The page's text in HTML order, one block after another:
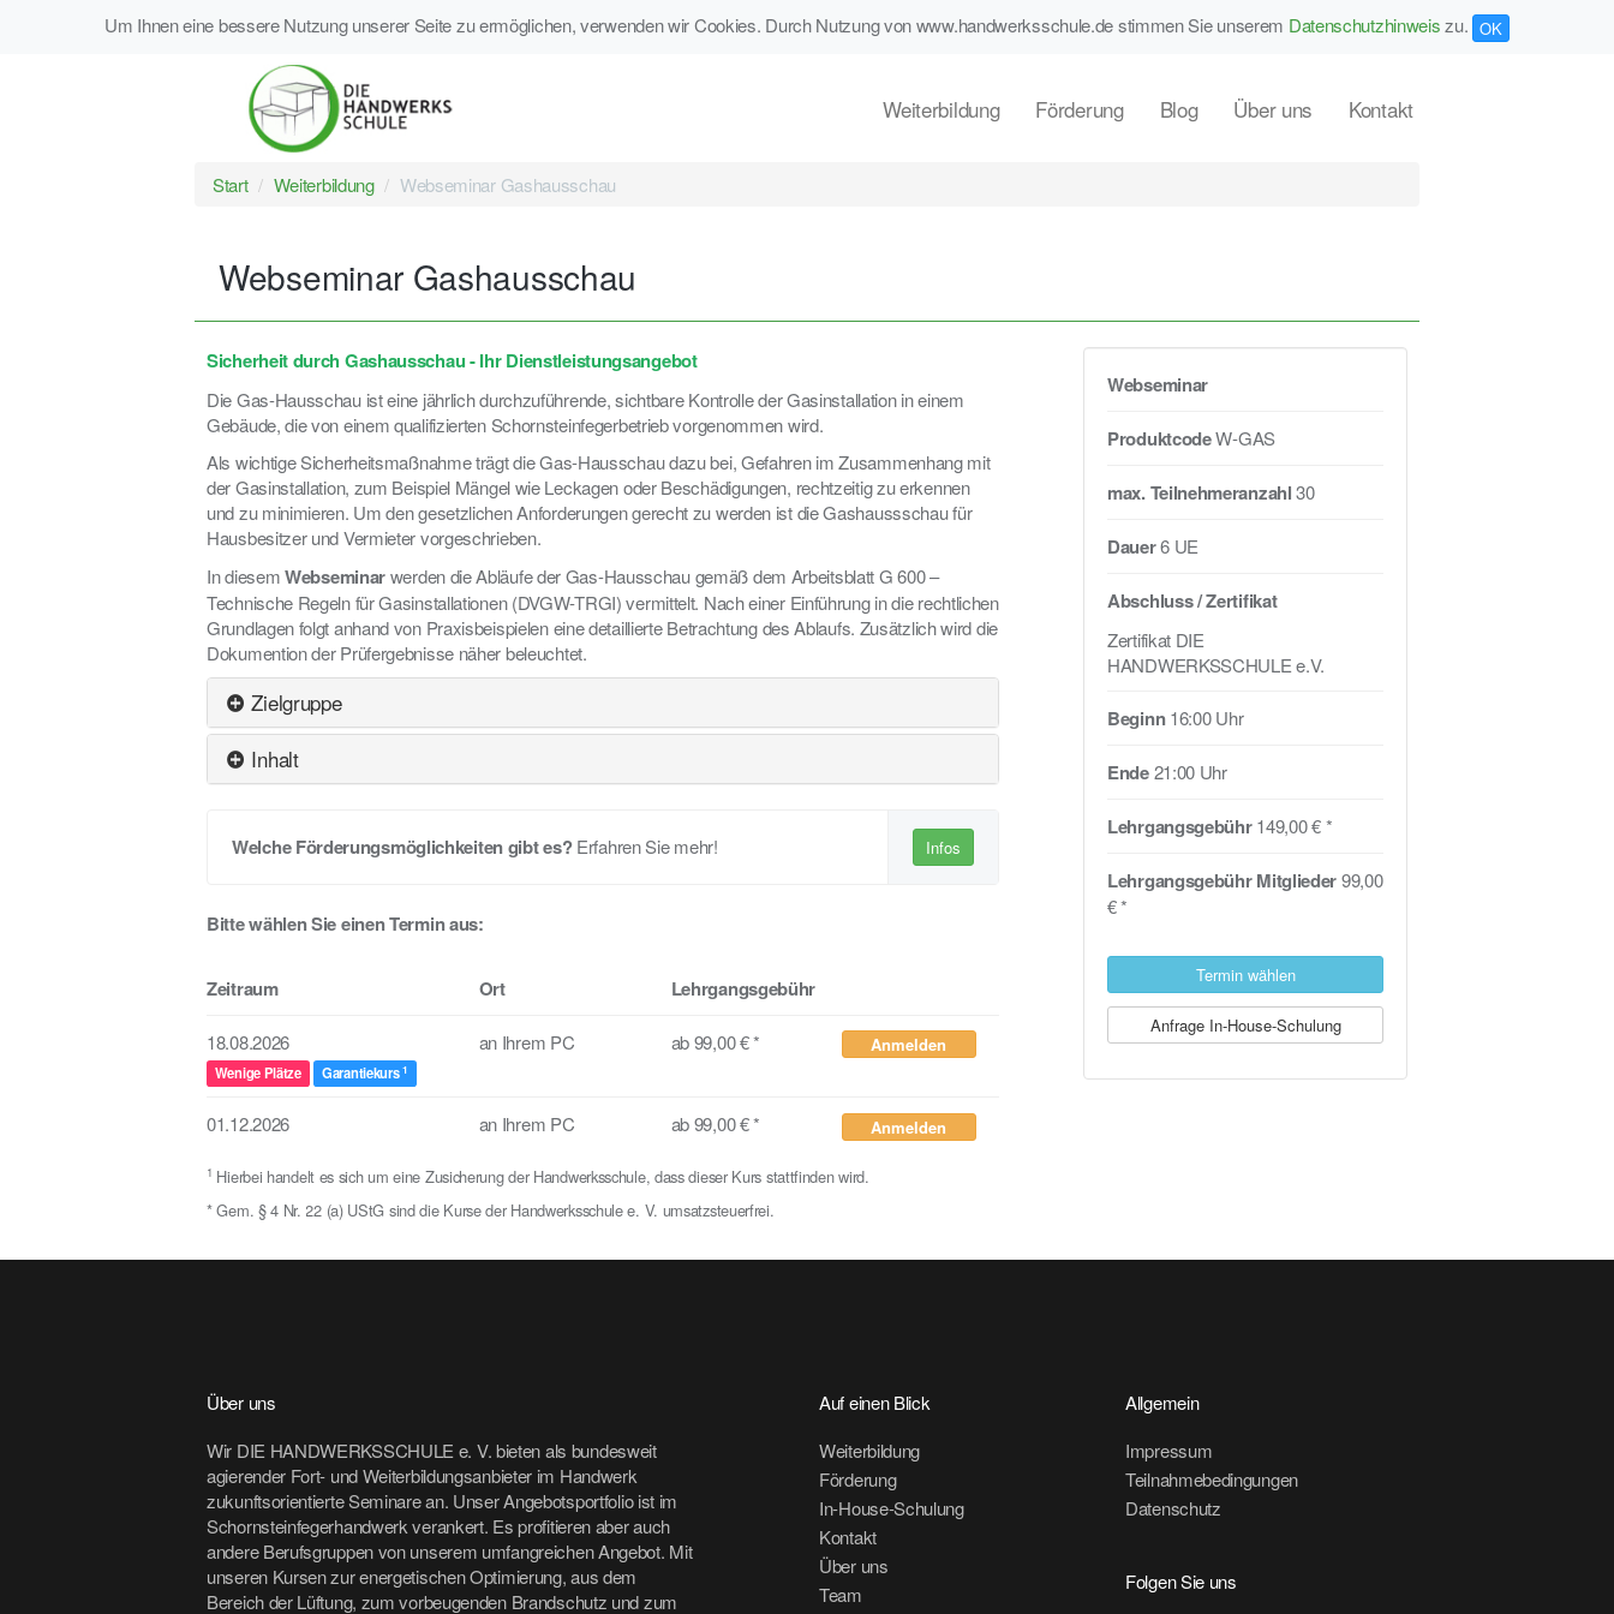
Um Ihnen eine bessere Nutzung unserer Seite zu ermöglichen, verwenden wir Cookies. Durch Nutzung von www.handwerksschule.de stimmen Sie unserem Datenschutzhinweiszu. OK
Weiterbildung Förderung Blog Über uns Kontakt
Start Weiterbildung Webseminar Gashausschau
Webseminar Gashausschau
Sicherheit durch Gashausschau - Ihr Dienstleistungsangebot
Die Gas-Hausschau ist eine jährlich durchzuführende, sichtbare Kontrolle der Gasinstallation in einem
Gebäude, die von einem qualifizierten Schornsteinfegerbetrieb vorgenommen wird.
Als wichtige Sicherheitsmaßnahme trägt die Gas-Hausschau dazu bei, Gefahren im Zusammenhang mit
der Gasinstallation, zum Beispiel Mängel wie Leckagen oder Beschädigungen, rechtzeitig zu erkennen
und zu minimieren. Um den gesetzlichen Anforderungen gerecht zu werden ist die Gashaussschau für
Hausbesitzer und Vermieter vorgeschrieben.
In diesemWebseminarwerden die Abläufe der Gas-Hausschau gemäß dem Arbeitsblatt G 600 –
Technische Regeln für Gasinstallationen (DVGW-TRGI) vermittelt. Nach einer Einführung in die rechtlichen
Grundlagen folgt anhand von Praxisbeispielen eine detaillierte Betrachtung des Ablaufs. Zusätzlich wird die
Dokumention der Prüfergebnisse näher beleuchtet.
Zielgruppe
Inhalt
Welche Förderungsmöglichkeiten gibt es?Erfahren Sie mehr! Infos
Bitte wählen Sie einen Termin aus:
Zeitraum Ort Lehrgangsgebühr
18.08.2026 an Ihrem PC ab 99,00 € * Anmelden
Wenige Plätze Garantiekurs1
01.12.2026 an Ihrem PC ab 99,00 € * Anmelden
Webseminar
ProduktcodeW-GAS
max. Teilnehmeranzahl30
Dauer6 UE
Abschluss / Zertifikat
Zertifikat DIE
HANDWERKSSCHULE e.V.
Beginn16:00 Uhr
Ende21:00 Uhr
Lehrgangsgebühr149,00 € *
Lehrgangsgebühr Mitglieder99,00
€ *
Termin wählen
Anfrage In-House-Schulung
1 Hierbei handelt es sich um eine Zusicherung der Handwerksschule, dass dieser Kurs stattfinden wird.
* Gem. § 4 Nr. 22 (a) UStG sind die Kurse der Handwerksschule e. V. umsatzsteuerfrei.
Über uns
Wir DIE HANDWERKSSCHULE e. V. bieten als bundesweit
agierender Fort- und Weiterbildungsanbieter im Handwerk
zukunftsorientierte Seminare an. Unser Angebotsportfolio ist im
Schornsteinfegerhandwerk verankert. Es profitieren aber auch
andere Berufsgruppen von unserem umfangreichen Angebot. Mit
unseren Kursen zur energetischen Optimierung, aus dem
Bereich der Lüftung, zum vorbeugenden Brandschutz und zum
Auf einen Blick
Weiterbildung
Förderung
In-House-Schulung
Kontakt
Über uns
Team
Allgemein
Impressum
Teilnahmebedingungen
Datenschutz
Folgen Sie uns